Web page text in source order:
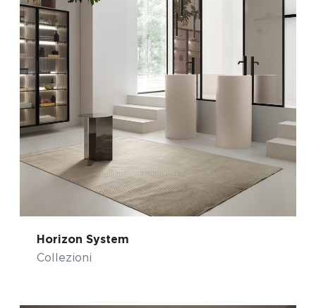
Horizon System
Collezioni